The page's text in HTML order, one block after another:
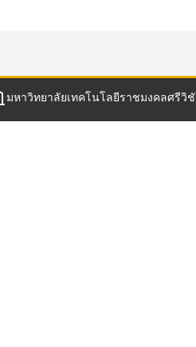
มหาวิทยาลัยเทคโนโลยีราชมงคลศรีวิ